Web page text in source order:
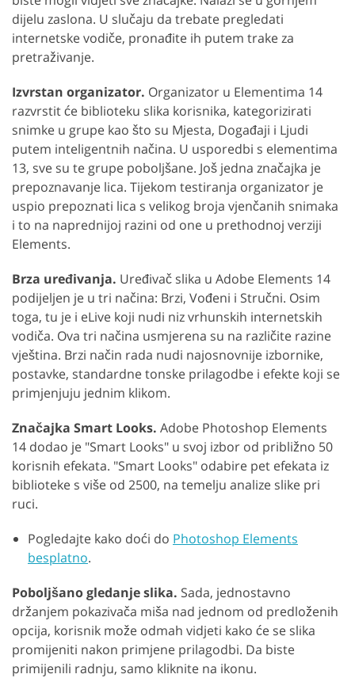
dijelu zaslona. U slučaju da trebate pregledati
internetske vodiče, pronađite ih putem trake za
pretraživanje.
Izvrstan organizator. Organizator u Elementima 14
razvrstit će biblioteku slika korisnika, kategorizirati
snimke u grupe kao što su Mjesta, Događaji i Ljudi
putem inteligentnih načina. U usporedbi s elementima
13, sve su te grupe poboljšane. Još jedna značajka je
prepoznavanje lica. Tijekom testiranja organizator je
uspio prepoznati lica s velikog broja vjenčanih snimaka
i to na naprednijoj razini od one u prethodnoj verziji
Elements.
Brza uređivanja. Uređivač slika u Adobe Elements 14
podijeljen je u tri načina: Brzi, Vođeni i Stručni. Osim
toga, tu je i eLive koji nudi niz vrhunskih internetskih
vodiča. Ova tri načina usmjerena su na različite razine
vještina. Brzi način rada nudi najosnovnije izbornike,
postavke, standardne tonske prilagodbe i efekte koji se
primjenjuju jednim klikom.
Značajka Smart Looks. Adobe Photoshop Elements
14 dodao je "Smart Looks" u svoj izbor od približno 50
korisnih efekata. "Smart Looks" odabire pet efekata iz
biblioteke s više od 2500, na temelju analize slike pri
ruci.
Pogledajte kako doći do Photoshop Elements
besplatno.
Poboljšano gledanje slika. Sada, jednostavno
držanjem pokazivača miša nad jednom od predloženih
opcija, korisnik može odmah vidjeti kako će se slika
promijeniti nakon primjene prilagodbi. Da biste
primijenili radnju, samo kliknite na ikonu.